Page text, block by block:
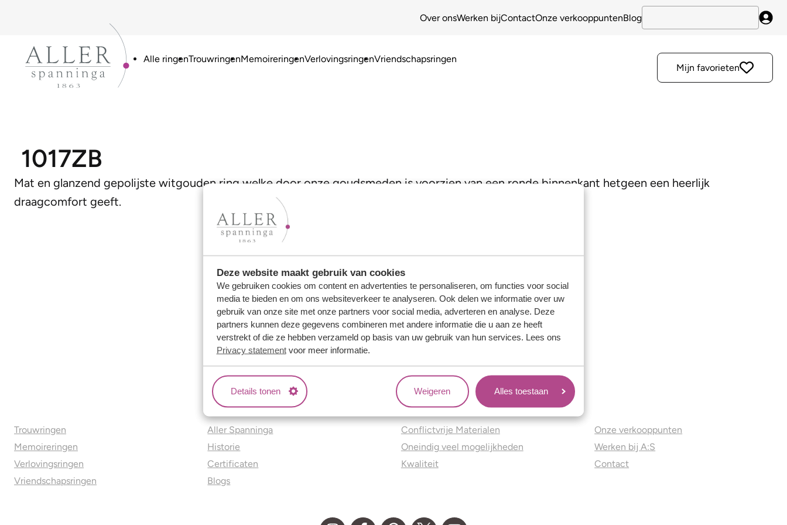
Deze website maakt gebruik van cookies
We gebruiken cookies om content en advertenties te personaliseren, om functies voor social
media te bieden en om ons websiteverkeer te analyseren. Ook delen we informatie over uw
gebruik van onze site met onze partners voor social media, adverteren en analyse. Deze
partners kunnen deze gegevens combineren met andere informatie die u aan ze heeft
verstrekt of die ze hebben verzameld op basis van uw gebruik van hun services. Lees ons
Privacy statementvoor meer informatie.
Details tonen Weigeren Alles toestaan
Over onsWerken bijContactOnze verkooppuntenBlog
Alle ringenTrouwringenMemoireringenVerlovingsringenVriendschapsringen
Mijn favorieten
1017ZB
Mat en glanzend gepolijste witgouden ring welke door onze goudsmeden is voorzien van een ronde binnenkant hetgeen een heerlijk
draagcomfort geeft.
Trouwringen
Memoireringen
Verlovingsringen
Vriendschapsringen
Over ons
Aller Spanninga
Historie
Certificaten
Blogs
Jouw voordelen
Conflictvrije Materialen
Oneindig veel mogelijkheden
Kwaliteit
Onze verkooppunten
Werken bij A:S
Contact